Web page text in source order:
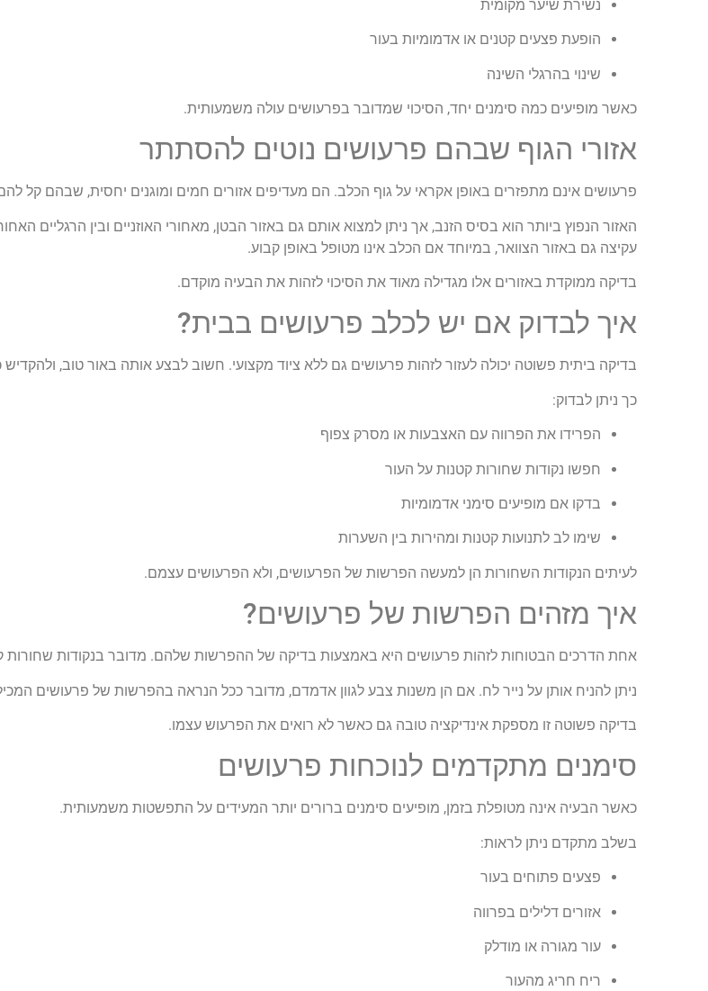
נשירת שיער מקומית
הופעת פצעים קטנים או אדמומיות בעור
שינוי בהרגלי השינה
כאשר מופיעים כמה סימנים יחד, הסיכוי שמדובר בפרעושים עולה משמעותית.
אזורי הגוף שבהם פרעושים נוטים להסתתר
פרעושים אינם מתפזרים באופן אקראי על גוף הכלב. הם מעדיפים אזורים חמים ומוגנים יחסית, שבהם קל
האזור הנפוץ ביותר הוא בסיס הזנב, אך ניתן למצוא אותם גם באזור הבטן, מאחורי האוזניים ובין הרגליים
עקיצה גם באזור הצוואר, במיוחד אם הכלב אינו מטופל באופן קבוע.
בדיקה ממוקדת באזורים אלו מגדילה מאוד את הסיכוי לזהות את הבעיה מוקדם.
איך לבדוק אם יש לכלב פרעושים בבית?
בדיקה ביתית פשוטה יכולה לעזור לזהות פרעושים גם ללא ציוד מקצועי. חשוב לבצע אותה באור טוב,
כך ניתן לבדוק:
הפרידו את הפרווה עם האצבעות או מסרק צפוף
חפשו נקודות שחורות קטנות על העור
בדקו אם מופיעים סימני אדמומיות
שימו לב לתנועות קטנות ומהירות בין השערות
לעיתים הנקודות השחורות הן למעשה הפרשות של הפרעושים, ולא הפרעושים עצמם.
איך מזהים הפרשות של פרעושים?
אחת הדרכים הבטוחות לזהות פרעושים היא באמצעות בדיקה של ההפרשות שלהם. מדובר בנקודות שחורות
ניתן להניח אותן על נייר לח. אם הן משנות צבע לגוון אדמדם, מדובר ככל הנראה בהפרשות של פרעושים
בדיקה פשוטה זו מספקת אינדיקציה טובה גם כאשר לא רואים את הפרעוש עצמו.
סימנים מתקדמים לנוכחות פרעושים
כאשר הבעיה אינה מטופלת בזמן, מופיעים סימנים ברורים יותר המעידים על התפשטות משמעותית.
בשלב מתקדם ניתן לראות:
פצעים פתוחים בעור
אזורים דלילים בפרווה
עור מגורה או מודלק
ריח חריג מהעור